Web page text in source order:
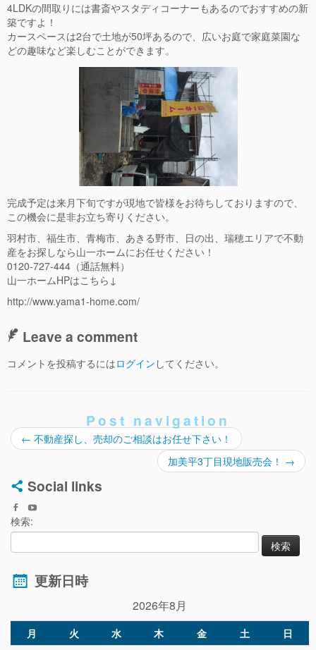
4LDKの間取りには書斎やスタディコーナーもあるのでおすすめの新
築ですよ！
カースペースは2台で土地が50坪あるので、広いお庭で家庭菜園な
どの趣味など楽しむことができます。
完成予定は来月下旬ですが現地で皆様をお待ちしておりますので、
この機会に是非お立ち寄りください。
羽村市、福生市、青梅市、あきる野市、日の出、瑞穂エリアで不動
産をお探しなら山一ホームにお任せください！
0120-727-444（通話無料）
山一ホームHPはこちら↓
http://www.yama1-home.com/
Leave a comment
コメントを投稿するにはログイン してください。
Post navigation
← 不動産探し、売却のご相談はお任せ下さい！
加美平3丁目現地販売会！ →
Social links
検索:
更新日時
2026年8月
月 火 水 木 金 土 日